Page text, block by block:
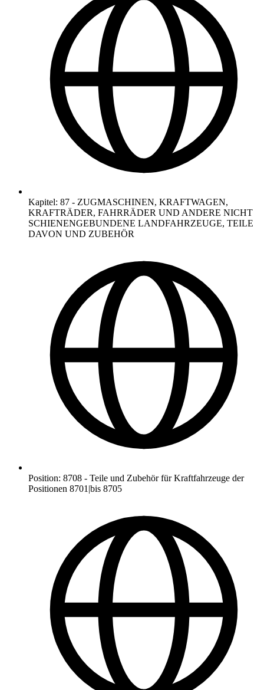
Kapitel: 87 - ZUGMASCHINEN, KRAFTWAGEN,
KRAFTRÄDER, FAHRRÄDER UND ANDERE NICHT
SCHIENENGEBUNDENE LANDFAHRZEUGE, TEILE
DAVON UND ZUBEHÖR
Position: 8708 - Teile und Zubehör für Kraftfahrzeuge der
Positionen 8701|bis 8705